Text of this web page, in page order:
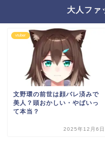
大人ファ
vtuber
文野環の前世は顔バレ済みで
美人？頭おかしい・やばいっ
て本当？
2025年12月6日